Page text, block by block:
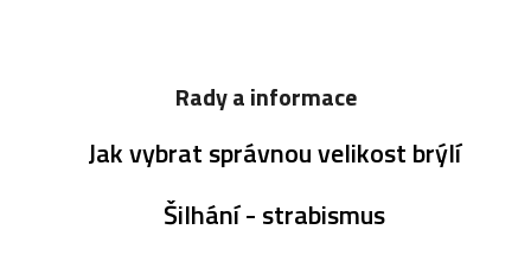
Rady a informace
Jak vybrat správnou velikost brýlí
Šilhání - strabismus